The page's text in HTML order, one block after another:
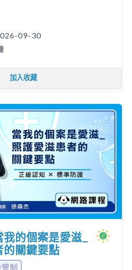
09-30
加入收藏
的個案是愛滋_
的關鍵要點
制